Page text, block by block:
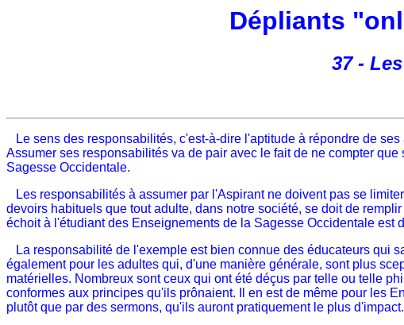
Dépliants
37 -
Le sens des responsabilités, c'est-à-dire l'aptitude à répondre de
Assumer ses responsabilités va de pair avec le fait de ne compter
Sagesse Occidentale.
Les responsabilités à assumer par l'Aspirant ne doivent pas se
devoirs habituels que tout adulte, dans notre société, se doit de
échoit à l'étudiant des Enseignements de la Sagesse Occidentale est
La responsabilité de l'exemple est bien connue des éducateurs qui
également pour les adultes qui, d'une manière générale, sont plus
matérielles. Nombreux sont ceux qui ont été déçus par telle ou telle
conformes aux principes qu'ils prônaient. Il en est de même pour les
plutôt que par des sermons, qu'ils auront pratiquement le plus d'impact.